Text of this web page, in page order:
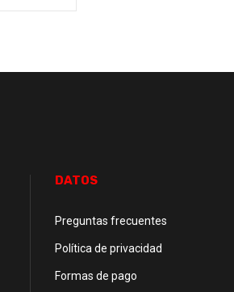
DATOS
Preguntas frecuentes
Política de privacidad
Formas de pago